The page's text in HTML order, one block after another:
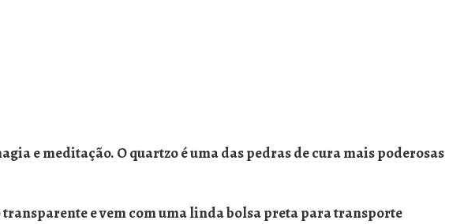
e meditação. O quartzo é uma das pedras de cura mais poderosas
e vem com uma linda bolsa preta para transporte